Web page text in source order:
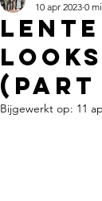
lente
looks
(part
10 apr 2023 0
Bijgewerkt op: 11